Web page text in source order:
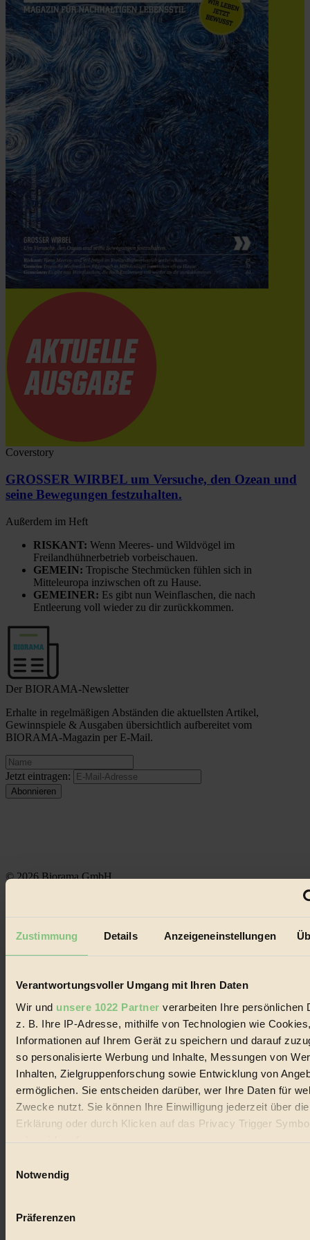
Zustimmung Details Anzeigeneinstellungen
Verantwortungsvoller Umgang mit Ihren Daten
Wir und unsere 1022 Partner verarbeiten Ihre persönlichen
z. B. Ihre IP-Adresse, mithilfe von Technologien wie
Informationen auf Ihrem Gerät zu speichern und darauf
so personalisierte Werbung und Inhalte, Messungen von
Inhalten, Zielgruppenforschung sowie Entwicklung von
ermöglichen. Sie entscheiden darüber, wer Ihre Daten für
Zwecke nutzt. Sie können Ihre Einwilligung jederzeit über
Erklärung oder durch Klicken auf das Privacy Trigger
oder widerrufen
Wenn Sie es erlauben, würden wir auch gerne:
Ihr Gerät durch aktives Scannen nach bestimmten
Notwendig
Präferenzen
Coverstory
GROSSER WIRBEL um Versuche, den Ozean und
seine Bewegungen festzuhalten.
Außerdem im Heft
RISKANT: Wenn Meeres- und Wildvögel im
Freilandhühnerbetrieb vorbeischauen.
GEMEIN: Tropische Stechmücken fühlen sich in
Mitteleuropa inziwschen oft zu Hause.
GEMEINER: Es gibt nun Weinflaschen, die nach
Entleerung voll wieder zu dir zurückkommen.
Der BIORAMA-Newsletter
Erhalte in regelmäßigen Abständen die aktuellsten Artikel,
Gewinnspiele & Ausgaben übersichtlich aufbereitet vom
BIORAMA-Magazin per E-Mail.
Jetzt eintragen:
© 2026 Biorama GmbH
Handels mit Bioprodukten, des Fair-Trade sowie der Branche
Social Media
22.601 Fans auf Facebook
3.415 Follower auf Twitter
Folge uns auf Instagram
Themen
Bio
Vegan